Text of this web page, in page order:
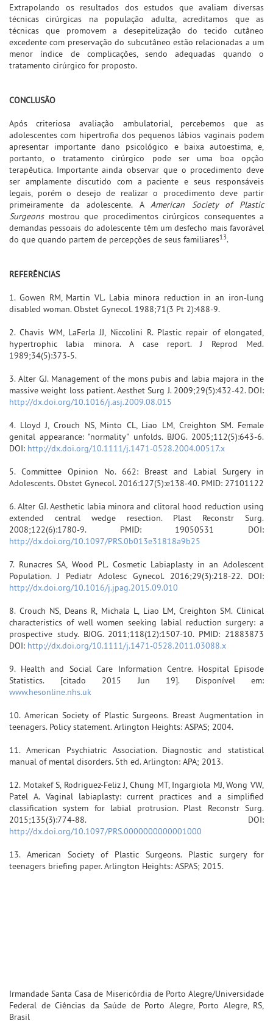
Extrapolando os resultados dos estudos que avaliam diversas
técnicas cirúrgicas na população adulta, acreditamos que as
técnicas que promovem a desepitelização do tecido cutâneo
excedente com preservação do subcutâneo estão relacionadas a um
menor índice de complicações, sendo adequadas quando o
tratamento cirúrgico for proposto.
CONCLUSÃO
Após criteriosa avaliação ambulatorial, percebemos que as
adolescentes com hipertrofia dos pequenos lábios vaginais podem
apresentar importante dano psicológico e baixa autoestima, e,
portanto, o tratamento cirúrgico pode ser uma boa opção
terapêutica. Importante ainda observar que o procedimento deve
ser amplamente discutido com a paciente e seus responsáveis
legais, porém o desejo de realizar o procedimento deve partir
primeiramente da adolescente. AAmerican Society of Plastic
Surgeonsmostrou que procedimentos cirúrgicos consequentes a
demandas pessoais do adolescente têm um desfecho mais favorável
do que quando partem de percepções de seus familiares13.
REFERÊNCIAS
1. Gowen RM, Martin VL. Labia minora reduction in an iron-lung
disabled woman. Obstet Gynecol. 1988;71(3 Pt 2):488-9.
2. Chavis WM, LaFerla JJ, Niccolini R. Plastic repair of elongated,
hypertrophic labia minora. A case report. J Reprod Med.
1989;34(5):373-5.
3. Alter GJ. Management of the mons pubis and labia majora in the
massive weight loss patient. Aesthet Surg J. 2009;29(5):432-42. DOI:
http://dx.doi.org/10.1016/j.asj.2009.08.015
4. Lloyd J, Crouch NS, Minto CL, Liao LM, Creighton SM. Female
genital appearance: "normality" unfolds. BJOG. 2005;112(5):643-6.
DOI: http://dx.doi.org/10.1111/j.1471-0528.2004.00517.x
5. Committee Opinion No. 662: Breast and Labial Surgery in
Adolescents. Obstet Gynecol. 2016:127(5):e138-40. PMID: 27101122
6. Alter GJ. Aesthetic labia minora and clitoral hood reduction using
extended central wedge resection. Plast Reconstr Surg.
2008;122(6):1780-9. PMID: 19050531 DOI:
http://dx.doi.org/10.1097/PRS.0b013e31818a9b25
7. Runacres SA, Wood PL. Cosmetic Labiaplasty in an Adolescent
Population. J Pediatr Adolesc Gynecol. 2016;29(3):218-22. DOI:
http://dx.doi.org/10.1016/j.jpag.2015.09.010
8. Crouch NS, Deans R, Michala L, Liao LM, Creighton SM. Clinical
characteristics of well women seeking labial reduction surgery: a
prospective study. BJOG. 2011;118(12):1507-10. PMID: 21883873
DOI: http://dx.doi.org/10.1111/j.1471-0528.2011.03088.x
9. Health and Social Care Information Centre. Hospital Episode
Statistics. [citado 2015 Jun 19]. Disponível em:
www.hesonline.nhs.uk
10. American Society of Plastic Surgeons. Breast Augmentation in
teenagers. Policy statement. Arlington Heights: ASPAS; 2004.
11. American Psychiatric Association. Diagnostic and statistical
manual of mental disorders. 5th ed. Arlington: APA; 2013.
12. Motakef S, Rodriguez-Feliz J, Chung MT, Ingargiola MJ, Wong VW,
Patel A. Vaginal labiaplasty: current practices and a simplified
classification system for labial protrusion. Plast Reconstr Surg.
2015;135(3):774-88. DOI:
http://dx.doi.org/10.1097/PRS.0000000000001000
13. American Society of Plastic Surgeons. Plastic surgery for
teenagers briefing paper. Arlington Heights: ASPAS; 2015.
Irmandade Santa Casa de Misericórdia de Porto Alegre/Universidade
Federal de Ciências da Saúde de Porto Alegre, Porto Alegre, RS,
Brasil